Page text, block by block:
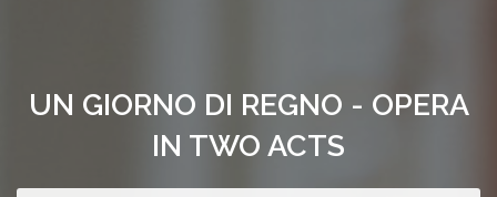
UN GIORNO DI REGNO - OPERA
IN TWO ACTS